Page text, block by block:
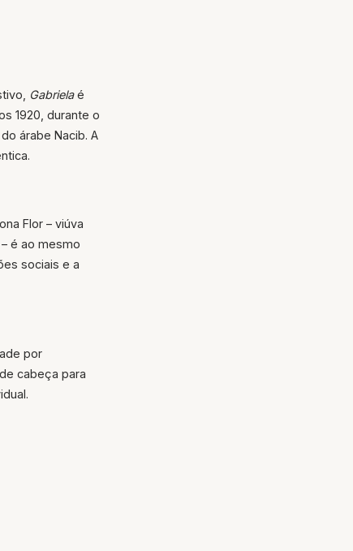
Gabrielaé
1920, durante o
árabe Nacib. A
Flor – viúva
é ao mesmo
sociais e a
por
cabeça para